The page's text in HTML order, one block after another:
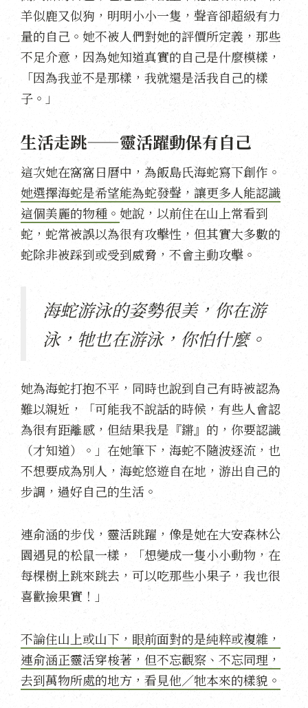
羊似鹿又似狗，明明小小一隻，聲音卻超級有力
量的自己。她不被人們對她的評價所定義，那些
不足介意，因為她知道真實的自己是什麼模樣，
「因為我並不是那樣，我就還是活我自己的樣
子。」
生活走跳——靈活躍動保有自己
這次她在窩窩日曆中，為飯島氏海蛇寫下創作。
她選擇海蛇是希望能為蛇發聲，讓更多人能認識
這個美麗的物種。 她說，以前住在山上常看到
蛇，蛇常被誤以為很有攻擊性，但其實大多數的
蛇除非被踩到或受到威脅，不會主動攻擊。
海蛇游泳的姿勢很美，你在游
泳，牠也在游泳，你怕什麼。
她為海蛇打抱不平，同時也說到自己有時被認為
難以親近，「可能我不說話的時候，有些人會認
為很有距離感，但結果我是『鏘』的，你要認識
（才知道）。」在她筆下，海蛇不隨波逐流，也
不想要成為別人，海蛇悠遊自在地，游出自己的
步調，過好自己的生活。
連俞涵的步伐，靈活跳躍，像是她在大安森林公
園遇見的松鼠一樣，「想變成一隻小小動物，在
每棵樹上跳來跳去，可以吃那些小果子，我也很
喜歡撿果實！」
不論住山上或山下，眼前面對的是純粹或複雜，
連俞涵正靈活穿梭著，但不忘觀察、不忘同理，
去到萬物所處的地方，看見他／牠本來的樣貌。